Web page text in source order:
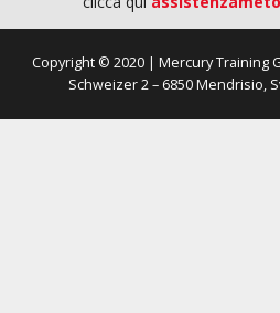
Copyright © 2020 | Mercury Training
Schweizer 2 – 6850 Mendrisio,